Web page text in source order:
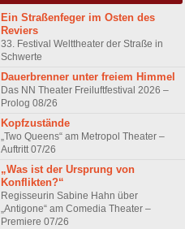
Ein Straßenfeger im Osten des
Reviers
33. Festival Welttheater der Straße in
Schwerte
Dauerbrenner unter freiem Himmel
Das NN Theater Freiluftfestival 2026 –
Prolog 08/26
Kopfzustände
„Two Queens“ am Metropol Theater –
Auftritt 07/26
„Was ist der Ursprung von
Konflikten?“
Regisseurin Sabine Hahn über
„Antigone“ am Comedia Theater –
Premiere 07/26